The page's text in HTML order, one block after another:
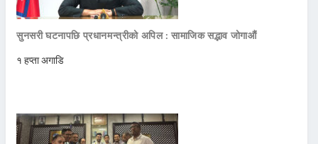
सुनसरी घटनापछि प्रधानमन्त्रीको अपिल : सामाजिक सद्भाव जोगाऔं
१ हप्ता अगाडि